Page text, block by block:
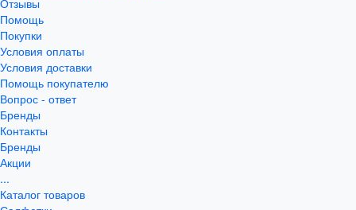
Помощь
Покупки
Условия оплаты
Условия доставки
Помощь покупателю
Вопрос - ответ
Бренды
Контакты
Бренды
Акции
...
Каталог товаров